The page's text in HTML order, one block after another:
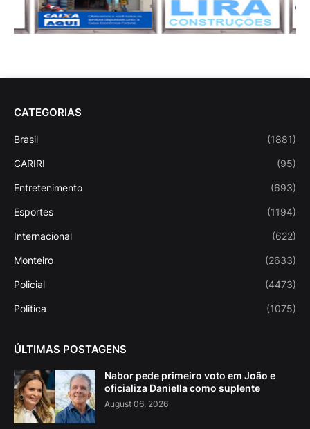
CATEGORIAS
Brasil (1881)
CARIRI (95)
Entretenimento (693)
Esportes (1194)
Internacional (622)
Monteiro (2633)
Policial (4473)
Politica (1075)
ÚLTIMAS POSTAGENS
Nabor pede primeiro voto em João e
oficializa Daniella como suplente
August 06, 2026